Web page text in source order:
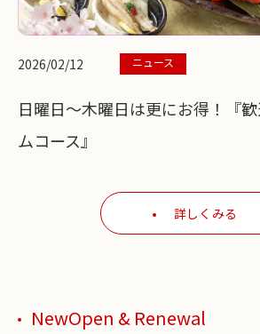
2026/02/12 ニュース
日曜日～木曜日は更にお得！『
ムコース』
詳しくみる
NewOpen & Renewal